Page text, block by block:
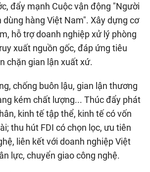
đẩy mạnh Cuộc vận động "Người
hàng Việt Nam". Xây dựng cơ
hỗ trợ doanh nghiệp xử lý phòng
xuất nguồn gốc, đáp ứng tiêu
chặn gian lận xuất xứ.
chống buôn lậu, gian lận thương
kém chất lượng... Thúc đẩy phát
kinh tế tập thể, kinh tế có vốn
thu hút FDI có chọn lọc, ưu tiên
liên kết với doanh nghiệp Việt
lực, chuyển giao công nghệ.